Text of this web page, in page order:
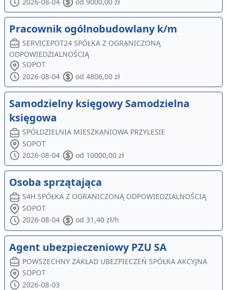
Pracownik ogólnobudowlany k/m
SERVICEPOT24 SPÓŁKA Z OGRANICZONĄ
ODPOWIEDZIALNOŚCIĄ
SOPOT
2026-08-04
od 4806,00 zł
Samodzielny księgowy Samodzielna
księgowa
SPÓŁDZIELNIA MIESZKANIOWA PRZYLESIE
SOPOT
2026-08-04
od 10000,00 zł
Osoba sprzątająca
S4H SPÓŁKA Z OGRANICZONĄ ODPOWIEDZIALNOŚCIĄ
SOPOT
2026-08-04
od 31,40 zł/h
Agent ubezpieczeniowy PZU SA
POWSZECHNY ZAKŁAD UBEZPIECZEŃ SPÓŁKA AKCYJNA
SOPOT
2026-08-03